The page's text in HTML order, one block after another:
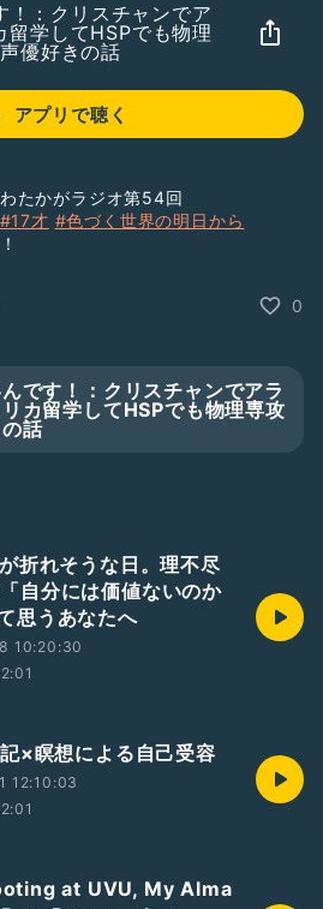
！：クリスチャンでア
留学してHSPでも物理
優好きの話
アプリで聴く
たかがラジオ第54回
#17才 #色づく世界の明日から
てが絵の具になるから 下手くそだ
り #アニソン語り #ひとり語り
ャン #男性トーカー
#雑談
0
です！：クリスチャンでアラ
カ留学してHSPでも物理専攻
話
れそうな日。理不尽
自分には価値ないのか
思うあなたへ
10:20:30
×瞑想による自己受容
12:10:03
at UVU, My Alma